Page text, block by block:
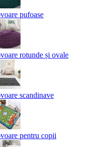
pufoase
rotunde și ovale
scandinave
pentru copii